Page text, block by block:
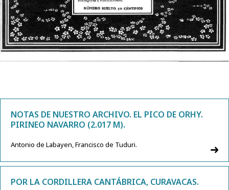
NOTAS DE NUESTRO ARCHIVO. EL PICO DE ORHY.
PIRINEO NAVARRO (2.017 M).
Antonio de Labayen, Francisco de Tuduri.
POR LA CORDILLERA CANTÁBRICA, CURAVACAS.